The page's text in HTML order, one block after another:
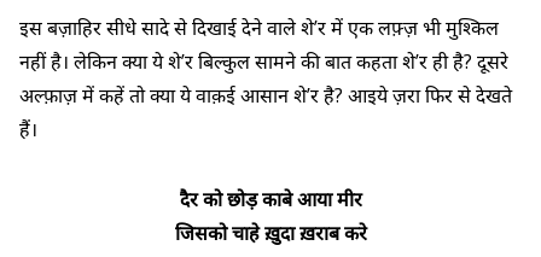
इस बज़ाहिर सीधे सादे से दिखाई देने वाले शे’र में एक लफ़्ज़ भी मुश्किल
नहीं है। लेकिन क्या ये शे’र बिल्कुल सामने की बात कहता शे’र ही है? दूसरे
अल्फ़ाज़ में कहें तो क्या ये वाक़ई आसान शे’र है? आइये ज़रा फिर से देखते
हैं।
दैर को छोड़ काबे आया मीर
जिसको चाहे ख़ुदा ख़राब करे